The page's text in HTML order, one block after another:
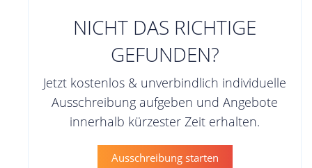
NICHT DAS RICHTIGE
GEFUNDEN?
Jetzt kostenlos & unverbindlich individuelle
Ausschreibung aufgeben und Angebote
innerhalb kürzester Zeit erhalten.
Ausschreibung starten